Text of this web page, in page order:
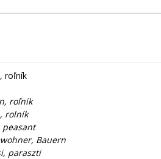
roľník
roľník
rolník
peasant
Bauern
paraszti